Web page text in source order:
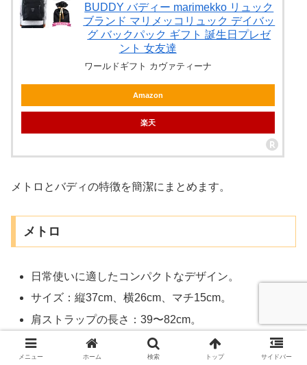
BUDDY バディー marimekko リュック
ブランド マリメッコリュック デイバッ
グ バックパック ギフト 誕生日プレゼ
ント 女友達
ワールドギフト カヴァティーナ
Amazon
楽天
メトロとバディの特徴を簡潔にまとめます。
メトロ
日常使いに適したコンパクトなデザイン。
サイズ：縦37cm、横26cm、マチ15cm。
肩ストラップの長さ：39〜82cm。
容量はやや多めで、内外に3つずつのポケットがあり
ます。
メニュー ホーム 検索 トップ サイドバー